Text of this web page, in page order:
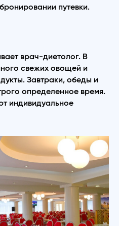
путевки.
врач-диетолог. В
свежих овощей и
Завтраки, обеды и
определенное время.
индивидуальное